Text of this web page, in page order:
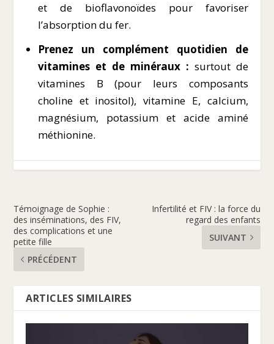
et de bioflavonoïdes pour favoriser
l’absorption du fer.
Prenez un complément quotidien de
vitamines et de minéraux : surtout de
vitamines B (pour leurs composants
choline et inositol), vitamine E, calcium,
magnésium, potassium et acide aminé
méthionine.
Témoignage de Sophie :
des inséminations, des FIV,
des complications et une
petite fille
PRÉCÉDENT
Infertilité et FIV : la force du
regard des enfants
SUIVANT
ARTICLES SIMILAIRES